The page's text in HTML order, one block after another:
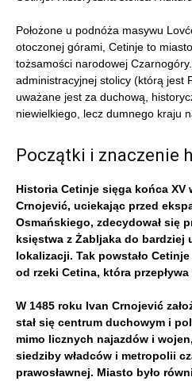
Położone u podnóża masywu
otoczonej górami, Cetinje to
tożsamości narodowej
administracyjnej stolicy (którą jest
uważane jest za duchową,
niewielkiego, lecz dumnego kraju
Początki i znaczenie
Historia Cetinje sięga końca XV
Crnojević, uciekając przed
Osmańskiego, zdecydował się
księstwa z Żabljaka do bardziej
lokalizacji. Tak powstało
od rzeki Cetina, która
W 1485 roku Ivan Crnojević
stał się centrum duchowym i
mimo licznych najazdów i
siedziby władców i metropolii
prawosławnej. Miasto było